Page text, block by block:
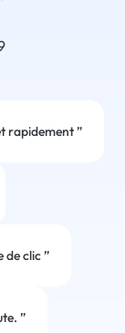
rapidement”
de clic”
”